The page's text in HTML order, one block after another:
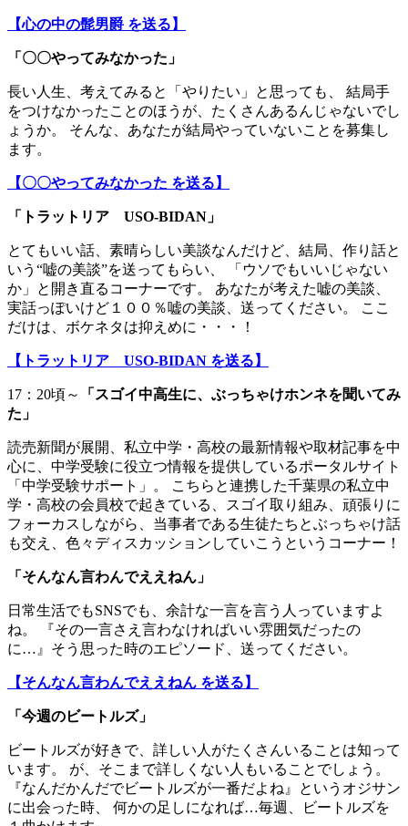
【心の中の髭男爵 を送る】
「〇〇やってみなかった」
長い人生、考えてみると「やりたい」と思っても、 結局手
をつけなかったことのほうが、たくさんあるんじゃないでし
ょうか。 そんな、あなたが結局やっていないことを募集し
ます。
【〇〇やってみなかった を送る】
「トラットリア USO-BIDAN」
とてもいい話、素晴らしい美談なんだけど、結局、作り話と
いう“嘘の美談”を送ってもらい、 「ウソでもいいじゃない
か」と開き直るコーナーです。 あなたが考えた嘘の美談、
実話っぽいけど１００％嘘の美談、送ってください。 ここ
だけは、ボケネタは抑えめに・・・！
【トラットリア USO-BIDAN を送る】
17：20頃～
「スゴイ中高生に、ぶっちゃけホンネを聞いてみ
た」
読売新聞が展開、私立中学・高校の最新情報や取材記事を中
心に、中学受験に役立つ情報を提供しているポータルサイト
「中学受験サポート」。 こちらと連携した千葉県の私立中
学・高校の会員校で起きている、スゴイ取り組み、頑張りに
フォーカスしながら、当事者である生徒たちとぶっちゃけ話
も交え、色々ディスカッションしていこうというコーナー！
「 そんなん言わんでええねん 」
日常生活でもSNSでも、余計な一言を言う人っていますよ
ね。 『その一言さえ言わなければいい雰囲気だったの
に…』そう思った時のエピソード、送ってください。
【そんなん言わんでええねん を送る】
「今週のビートルズ」
ビートルズが好きで、詳しい人がたくさんいることは知って
います。 が、そこまで詳しくない人もいることでしょう。
『なんだかんだでビートルズが一番だよね』というオジサン
に出会った時、 何かの足しになれば…毎週、ビートルズを